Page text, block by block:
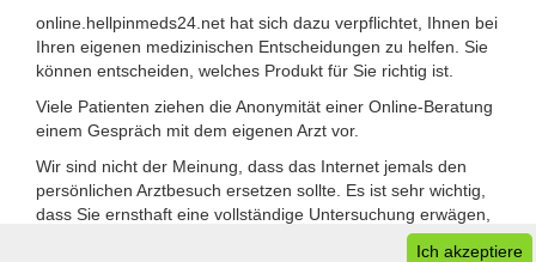
online.hellpinmeds24.net hat sich dazu verpflichtet, Ihnen bei
Ihren eigenen medizinischen Entscheidungen zu helfen. Sie
können entscheiden, welches Produkt für Sie richtig ist.
Viele Patienten ziehen die Anonymität einer Online-Beratung
einem Gespräch mit dem eigenen Arzt vor.
Wir sind nicht der Meinung, dass das Internet jemals den
persönlichen Arztbesuch ersetzen sollte. Es ist sehr wichtig,
dass Sie ernsthaft eine vollständige Untersuchung erwägen,
um die mögliche Ursache Ihres Problems zu ergründen.
Ich akzeptiere